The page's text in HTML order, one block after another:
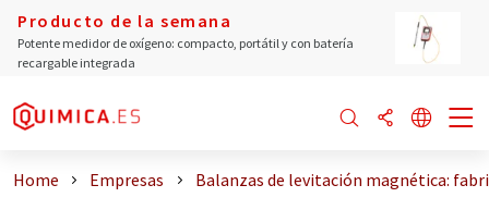
Producto de la semana
Potente medidor de oxígeno: compacto, portátil y con batería
recargable integrada
Home Empresas Balanzas de levitación magnética: